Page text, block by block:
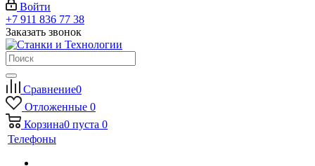
Войти
+7 911 836 77 38
Заказать звонок
Сравнение0
Отложенные 0
Корзина0 пуста 0
Телефоны